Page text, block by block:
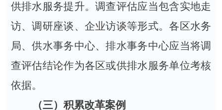
供排水服务提升。调查评估应当包含实地走
访、调研座谈、企业访谈等形式。各区水务
局、供水事务中心、排水事务中心应当将调
查评估结论作为各区或供排水服务单位考核
依据。
（三） 积累改革案例